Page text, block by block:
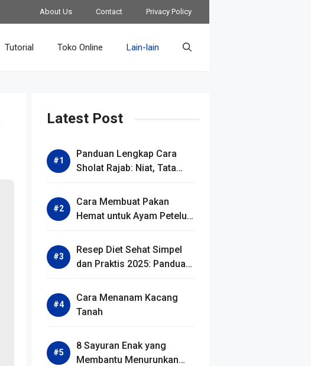
About Us Contact Privacy Policy
Tutorial Toko Online Lain-lain
Latest Post
Panduan Lengkap Cara
Sholat Rajab: Niat, Tata
Keutamaannya
Cara Membuat Pakan
Hemat untuk Ayam Petelur
Produksi Maksimal
Resep Diet Sehat Simpel
dan Praktis 2025: Panduan
Berat Badan
Cara Menanam Kacang
Tanah
8 Sayuran Enak yang
Membantu Menurunkan